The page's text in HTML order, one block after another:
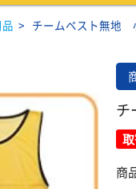
> チームベスト無地
チ
商